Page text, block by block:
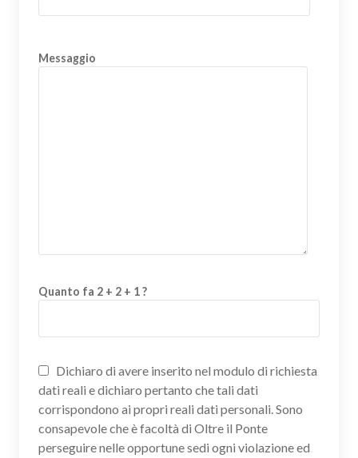
Messaggio
Quanto fa 2 + 2 + 1 ?
Dichiaro di avere inserito nel modulo di richiesta
dati reali e dichiaro pertanto che tali dati
corrispondono ai propri reali dati personali. Sono
consapevole che è facoltà di Oltre il Ponte
perseguire nelle opportune sedi ogni violazione ed